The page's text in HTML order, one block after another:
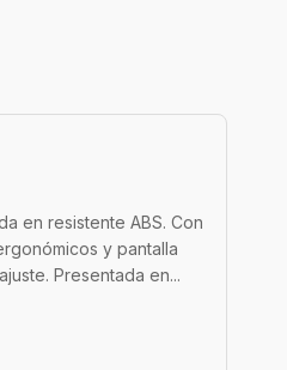
en resistente ABS. Con
y pantalla
Presentada en...